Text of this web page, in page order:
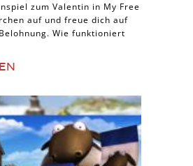
zum Valentin in My Free
auf und freue dich auf
Wie funktioniert